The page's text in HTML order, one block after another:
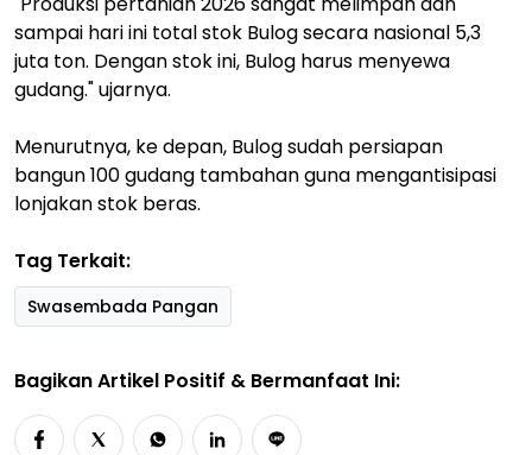
sampai hari ini total stok Bulog secara nasional 5,3
juta ton. Dengan stok ini, Bulog harus menyewa
gudang." ujarnya.
Menurutnya, ke depan, Bulog sudah persiapan
bangun 100 gudang tambahan guna mengantisipasi
lonjakan stok beras.
Tag Terkait:
Swasembada Pangan
Bagikan Artikel Positif & Bermanfaat Ini: